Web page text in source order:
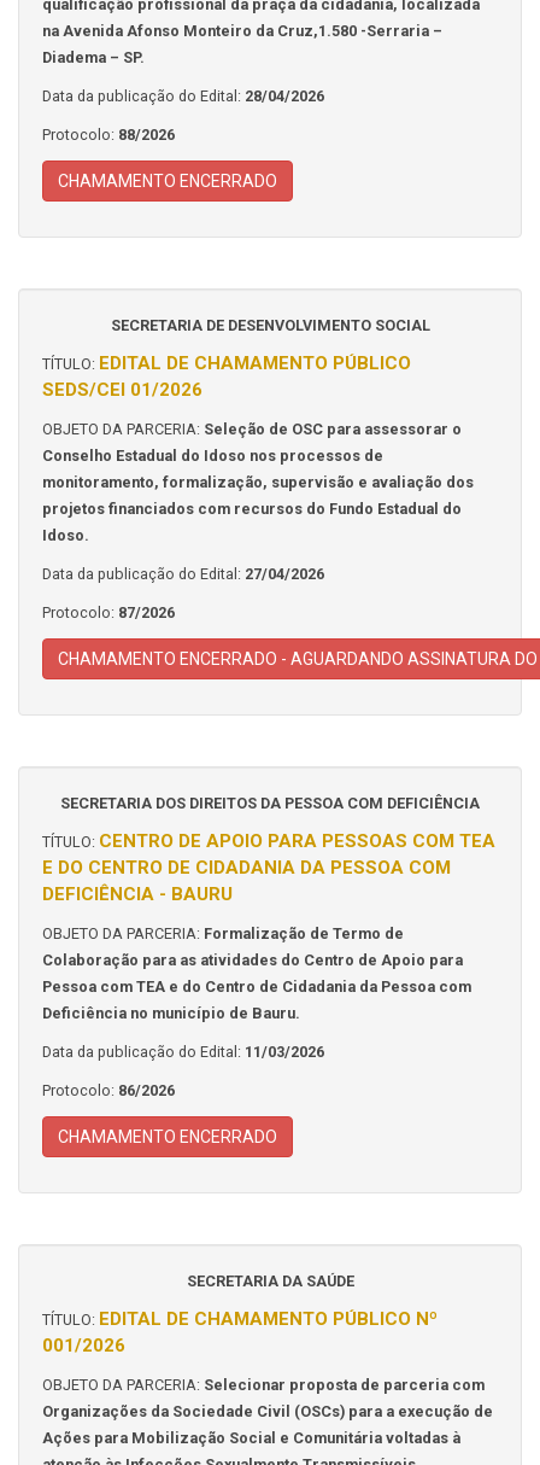
qualificação profissional da praça da cidadania, localizada
na Avenida Afonso Monteiro da Cruz,1.580 -Serraria –
Diadema – SP.
Data da publicação do Edital: 28/04/2026
Protocolo: 88/2026
CHAMAMENTO ENCERRADO
SECRETARIA DE DESENVOLVIMENTO SOCIAL
TÍTULO: EDITAL DE CHAMAMENTO PÚBLICO
SEDS/CEI 01/2026
OBJETO DA PARCERIA: Seleção de OSC para assessorar o
Conselho Estadual do Idoso nos processos de
monitoramento, formalização, supervisão e avaliação dos
projetos financiados com recursos do Fundo Estadual do
Idoso.
Data da publicação do Edital: 27/04/2026
Protocolo: 87/2026
CHAMAMENTO ENCERRADO - AGUARDANDO ASSINATURA
SECRETARIA DOS DIREITOS DA PESSOA COM DEFICIÊNCIA
TÍTULO: CENTRO DE APOIO PARA PESSOAS COM TEA
E DO CENTRO DE CIDADANIA DA PESSOA COM
DEFICIÊNCIA - BAURU
OBJETO DA PARCERIA: Formalização de Termo de
Colaboração para as atividades do Centro de Apoio para
Pessoa com TEA e do Centro de Cidadania da Pessoa com
Deficiência no município de Bauru.
Data da publicação do Edital: 11/03/2026
Protocolo: 86/2026
CHAMAMENTO ENCERRADO
SECRETARIA DA SAÚDE
TÍTULO: EDITAL DE CHAMAMENTO PÚBLICO Nº
001/2026
OBJETO DA PARCERIA: Selecionar proposta de parceria com
Organizações da Sociedade Civil (OSCs) para a execução de
Ações para Mobilização Social e Comunitária voltadas à